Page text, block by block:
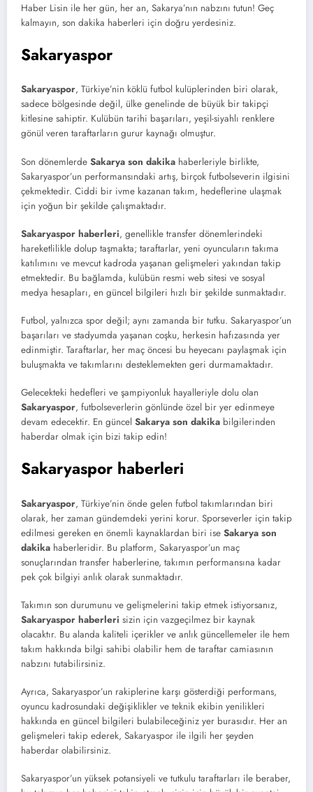
Haber Lisin ile her gün, her an, Sakarya’nın nabzını tutun! Geç
kalmayın, son dakika haberleri için doğru yerdesiniz.
Sakaryaspor
Sakaryaspor, Türkiye’nin köklü futbol kulüplerinden biri olarak,
sadece bölgesinde değil, ülke genelinde de büyük bir takipçi
kitlesine sahiptir. Kulübün tarihi başarıları, yeşil-siyahlı renklere
gönül veren taraftarların gurur kaynağı olmuştur.
Son dönemlerde Sakarya son dakika haberleriyle birlikte,
Sakaryaspor’un performansındaki artış, birçok futbolseverin ilgisini
çekmektedir. Ciddi bir ivme kazanan takım, hedeflerine ulaşmak
için yoğun bir şekilde çalışmaktadır.
Sakaryaspor haberleri, genellikle transfer dönemlerindeki
hareketlilikle dolup taşmakta; taraftarlar, yeni oyuncuların takıma
katılımını ve mevcut kadroda yaşanan gelişmeleri yakından takip
etmektedir. Bu bağlamda, kulübün resmi web sitesi ve sosyal
medya hesapları, en güncel bilgileri hızlı bir şekilde sunmaktadır.
Futbol, yalnızca spor değil; aynı zamanda bir tutku. Sakaryaspor’un
başarıları ve stadyumda yaşanan coşku, herkesin hafızasında yer
edinmiştir. Taraftarlar, her maç öncesi bu heyecanı paylaşmak için
buluşmakta ve takımlarını desteklemekten geri durmamaktadır.
Gelecekteki hedefleri ve şampiyonluk hayalleriyle dolu olan
Sakaryaspor, futbolseverlerin gönlünde özel bir yer edinmeye
devam edecektir. En güncel Sakarya son dakika bilgilerinden
haberdar olmak için bizi takip edin!
Sakaryaspor haberleri
Sakaryaspor, Türkiye’nin önde gelen futbol takımlarından biri
olarak, her zaman gündemdeki yerini korur. Sporseverler için takip
edilmesi gereken en önemli kaynaklardan biri ise Sakarya son
dakika haberleridir. Bu platform, Sakaryaspor’un maç
sonuçlarından transfer haberlerine, takımın performansına kadar
pek çok bilgiyi anlık olarak sunmaktadır.
Takımın son durumunu ve gelişmelerini takip etmek istiyorsanız,
Sakaryaspor haberleri sizin için vazgeçilmez bir kaynak
olacaktır. Bu alanda kaliteli içerikler ve anlık güncellemeler ile hem
takım hakkında bilgi sahibi olabilir hem de taraftar camiasının
nabzını tutabilirsiniz.
Ayrıca, Sakaryaspor’un rakiplerine karşı gösterdiği performans,
oyuncu kadrosundaki değişiklikler ve teknik ekibin yenilikleri
hakkında en güncel bilgileri bulabileceğiniz yer burasıdır. Her an
gelişmeleri takip ederek, Sakaryaspor ile ilgili her şeyden
haberdar olabilirsiniz.
Sakaryaspor’un yüksek potansiyeli ve tutkulu taraftarları ile beraber,